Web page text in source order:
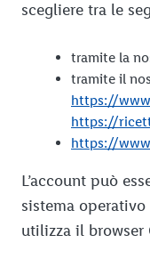
scegliere tra le
tramite la
tramite il
https://
https://
https://
L’account può
sistema
utilizza il browser